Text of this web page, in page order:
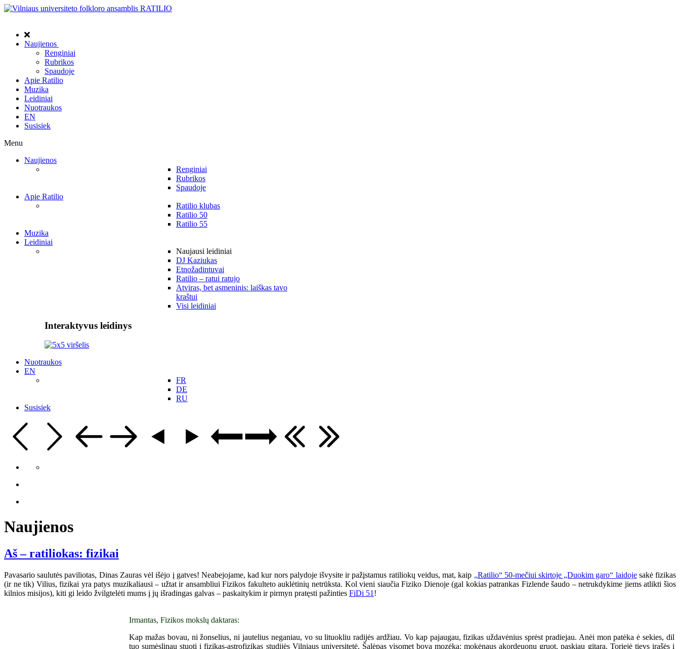
Naujienos
Renginiai
Rubrikos
Spaudoje
Apie Ratilio
Muzika
Leidiniai
Nuotraukos
EN
Susisiek
Menu
Naujienos
Renginiai
Rubrikos
Spaudoje
Apie Ratilio
Ratilio klubas
Ratilio 50
Ratilio 55
Muzika
Leidiniai
Naujausi leidiniai
DJ Kaziukas
Etnožadintuvai
Ratilio – ratui ratujo
Atviras, bet asmeninis: laiškas tavo
kraštui
Visi leidiniai
Interaktyvus leidinys
Nuotraukos
EN
FR
DE
RU
Susisiek
Naujienos
Aš – ratiliokas: fizikai
Pavasario saulutės paviliotas, Dinas Zauras vėl išėjo į gatves! Neabejojame, kad kur nors palydoje išvysite ir pažįstamus ratiliokų veidus, mat, kaip „Ratilio“ 50-mečiui skirtoje „Duokim garo“ laidojesakė fizikas
(ir ne tik) Vilius, fizikai yra patys muzikaliausi – užtat ir ansambliui Fizikos fakulteto auklėtinių netrūksta. Kol vieni siaučia Fiziko Dienoje (gal kokias patrankas Fizlende šaudo – netrukdykime jiems atlikti šios
kilnios misijos), kiti gi leido žvilgtelėti mums į jų išradingas galvas – paskaitykim ir pirmyn pratęsti pažinties FiDi 51 !
Irmantas, Fizikos mokslų daktaras:
Kap mažas bovau, ni žonselius, ni jautelius neganiau, vo su lituokliu radijės ardžiau. Vo kap pajaugau, fizikas uždavėnius sprėst pradiejau. Anėi mon patėka ė sekies, dil
tuo sumėslinau stuoti i fizikas-astrofizikas studijės Vilniaus universitetė. Šalėpas visomet bova mozėka: mokėnaus akordeuonu gruot, paskiau gitara. Toriejė tievs irašės i